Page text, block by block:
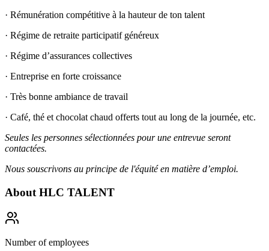
· Rémunération compétitive à la hauteur de ton talent
· Régime de retraite participatif généreux
· Régime d’assurances collectives
· Entreprise en forte croissance
· Très bonne ambiance de travail
· Café, thé et chocolat chaud offerts tout au long de la journée, etc.
Seules les personnes sélectionnées pour une entrevue seront
contactées.
Nous souscrivons au principe de l'équité en matière d’emploi.
About HLC TALENT
Number of employees